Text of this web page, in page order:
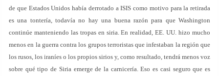
de que Estados Unidos había derrotado a ISIS como motivo para la retirada
es una tontería, todavía no hay una buena razón para que Washington
continúe manteniendo las tropas en siria. En realidad, EE. UU. hizo mucho
menos en la guerra contra los grupos terroristas que infestaban la región que
los rusos, los iraníes o los propios sirios y, como resultado, tendrá menos voz
sobre qué tipo de Siria emerge de la carnicería. Eso es casi seguro que es